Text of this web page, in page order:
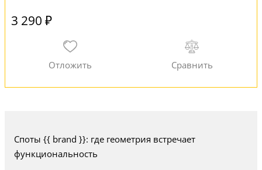
3 290 ₽
Споты {{ brand }}: где геометрия встречает
функциональность